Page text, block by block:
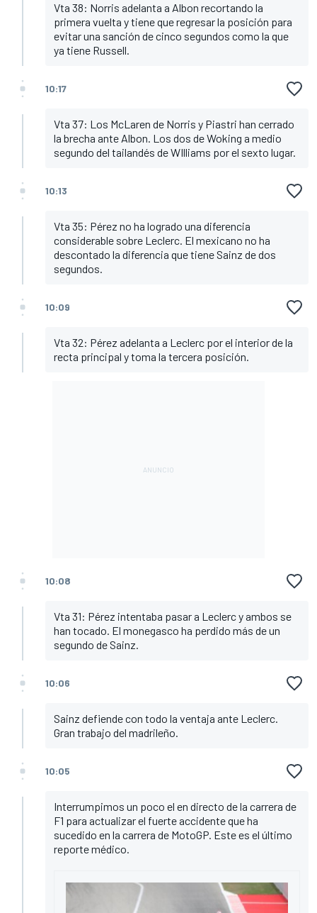
Vta 38: Norris adelanta a Albon recortando la
primera vuelta y tiene que regresar la posición para
evitar una sanción de cinco segundos como la que
ya tiene Russell.
10:17
Vta 37: Los McLaren de Norris y Piastri han cerrado
la brecha ante Albon. Los dos de Woking a medio
segundo del tailandés de WIlliams por el sexto lugar.
10:13
Vta 35: Pérez no ha logrado una diferencia
considerable sobre Leclerc. El mexicano no ha
descontado la diferencia que tiene Sainz de dos
segundos.
10:09
Vta 32: Pérez adelanta a Leclerc por el interior de la
recta principal y toma la tercera posición.
10:08
Vta 31: Pérez intentaba pasar a Leclerc y ambos se
han tocado. El monegasco ha perdido más de un
segundo de Sainz.
10:06
Sainz defiende con todo la ventaja ante Leclerc.
Gran trabajo del madrileño.
10:05
Interrumpimos un poco el en directo de la carrera de
F1 para actualizar el fuerte accidente que ha
sucedido en la carrera de MotoGP. Este es el último
reporte médico.